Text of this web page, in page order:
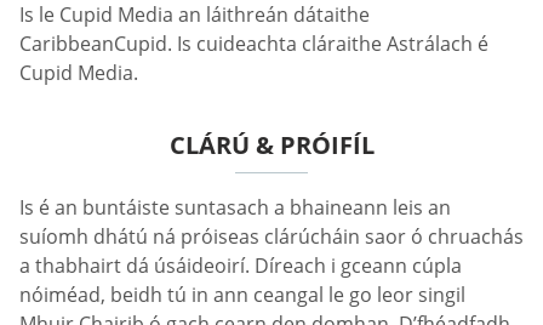
Is le Cupid Media an láithreán dátaithe
CaribbeanCupid. Is cuideachta cláraithe Astrálach é
Cupid Media.
CLÁRÚ & PRÓIFÍL
Is é an buntáiste suntasach a bhaineann leis an
suíomh dhátú ná próiseas clárúcháin saor ó chruachás
a thabhairt dá úsáideoirí. Díreach i gceann cúpla
nóiméad, beidh tú in ann ceangal le go leor singil